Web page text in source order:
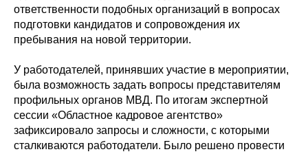
ответственности подобных организаций в вопросах
подготовки кандидатов и сопровождения их
пребывания на новой территории.
У работодателей, принявших участие в мероприятии,
была возможность задать вопросы представителям
профильных органов МВД. По итогам экспертной
сессии «Областное кадровое агентство»
зафиксировало запросы и сложности, с которыми
сталкиваются работодатели. Было решено провести